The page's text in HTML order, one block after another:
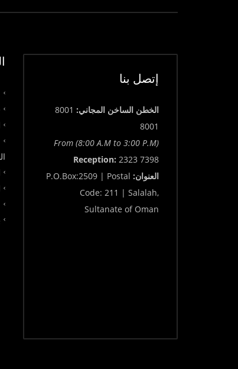
إتصل بنا
الخطن الساخن المجاني: 8001
8001
From (8:00 A.M to 3:00 P.M)
Reception: 2323 7398
العنوان: P.O.Box:2509 | Postal
Code: 211 | Salalah,
Sultanate of Oman